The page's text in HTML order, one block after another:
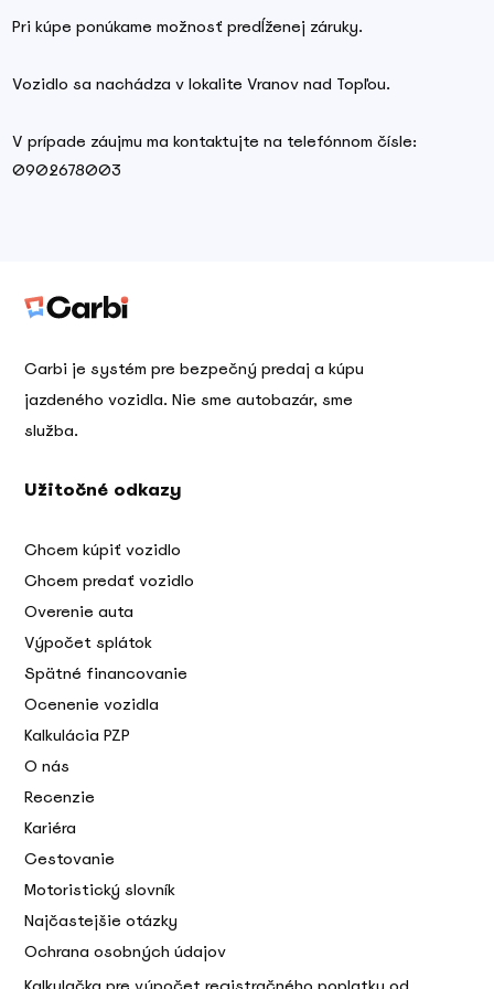
Pri kúpe ponúkame možnosť predĺženej záruky.
Vozidlo sa nachádza v lokalite Vranov nad Topľou.
V prípade záujmu ma kontaktujte na telefónnom čísle:
0902678003
Carbi je systém pre bezpečný predaj a kúpu
jazdeného vozidla. Nie sme autobazár, sme
služba.
Užitočné odkazy
Chcem kúpiť vozidlo
Chcem predať vozidlo
Overenie auta
Výpočet splátok
Spätné financovanie
Ocenenie vozidla
Kalkulácia PZP
O nás
Recenzie
Kariéra
Cestovanie
Motoristický slovník
Najčastejšie otázky
Ochrana osobných údajov